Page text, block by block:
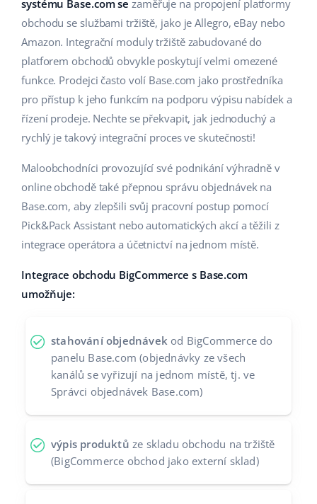
Správa přepravy
Automatizace procesů
Base Connect
AI pro e-commerce
Domov a zahrada
Výrobky pro děti
Elektronika
Automobilové díly
Supermarket
Zdraví a krása
Móda
Podpora
Akademie
Blog
Kalendář webinářů a eventů
Služby
Implementace systému
Audit účtu
Kalkulačka růstu tržeb a úspor s Base
Partneři
english (GB)
english (IN)
čeština
deutsch
Ελληνικά
español (AR)
español (MX)
Français
polski
português (BR)
中文
systému Base.com se zaměřuje na propojení platformy
obchodu se službami tržiště, jako je Allegro, eBay nebo
Amazon. Integrační moduly tržiště zabudované do
platforem obchodů obvykle poskytují velmi omezené
funkce. Prodejci často volí Base.com jako prostředníka
pro přístup k jeho funkcím na podporu výpisu nabídek a
řízení prodeje. Nechte se překvapit, jak jednoduchý a
rychlý je takový integrační proces ve skutečnosti!
Maloobchodníci provozující své podnikání výhradně v
online obchodě také přepnou správu objednávek na
Base.com, aby zlepšili svůj pracovní postup pomocí
Pick&Pack Assistant nebo automatických akcí a těžili z
integrace operátora a účetnictví na jednom místě.
Integrace obchodu BigCommerce s Base.com
umožňuje:
stahování objednávek od BigCommerce do
panelu Base.com (objednávky ze všech
kanálů se vyřizují na jednom místě, tj. ve
Správci objednávek Base.com)
výpis produktů ze skladu obchodu na tržiště
(BigCommerce obchod jako externí sklad)